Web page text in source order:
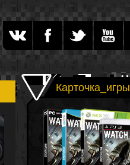
Карточка_игры